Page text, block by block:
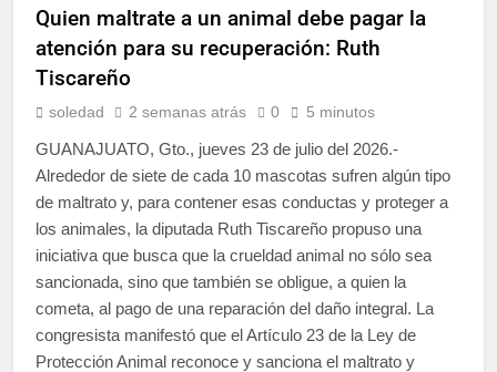
Quien maltrate a un animal debe pagar la
atención para su recuperación: Ruth
Tiscareño
soledad 2 semanas atrás 0 5 minutos
GUANAJUATO, Gto., jueves 23 de julio del 2026.-
Alrededor de siete de cada 10 mascotas sufren algún tipo
de maltrato y, para contener esas conductas y proteger a
los animales, la diputada Ruth Tiscareño propuso una
iniciativa que busca que la crueldad animal no sólo sea
sancionada, sino que también se obligue, a quien la
cometa, al pago de una reparación del daño integral. La
congresista manifestó que el Artículo 23 de la Ley de
Protección Animal reconoce y sanciona el maltrato y